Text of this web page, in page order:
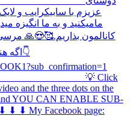
عزیزم با سابیکرایب و
مامیکنید و به ما انگیزه
کانالمون بذاریم.🥰😍🙏
اگه
💡 Click
and the three dots on the
YOU CAN ENABLE SUB-
⬇ ⬇ My Facebook page: